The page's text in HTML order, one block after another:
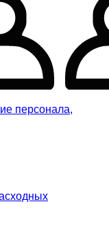
персонала,